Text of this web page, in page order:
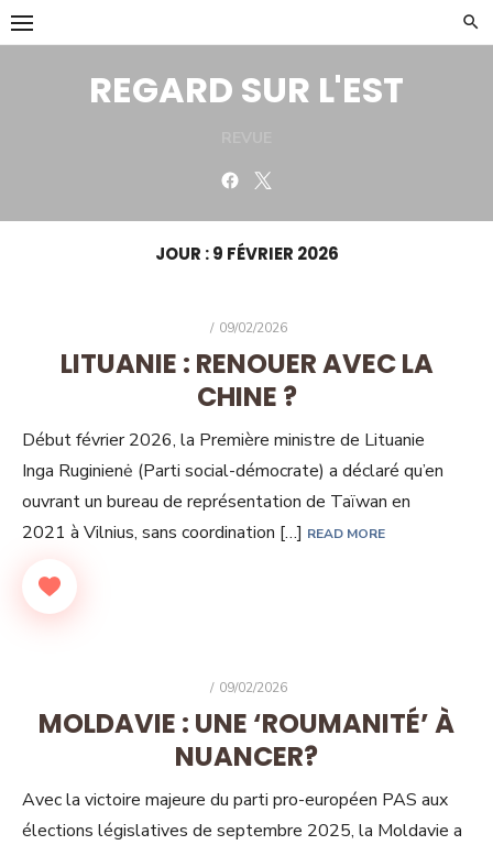
Skip
to
REGARD SUR L'EST
Facebook
JOUR :9 FÉVRIER 2026
POSTED
09/02/2026
LITUANIE : RENOUER AVEC LA
CHINE ?
Début février 2026, la Première ministre de Lituanie
Inga Ruginienė (Parti social-démocrate) a déclaré qu’en
ouvrant un bureau de représentation de Taïwan en
2021 à Vilnius, sans coordination […] READ MORE
POSTED
09/02/2026
MOLDAVIE : UNE ‘ROUMANITÉ’ À
NUANCER?
Avec la victoire majeure du parti pro-européen PAS aux
élections législatives de septembre 2025, la Moldavie a